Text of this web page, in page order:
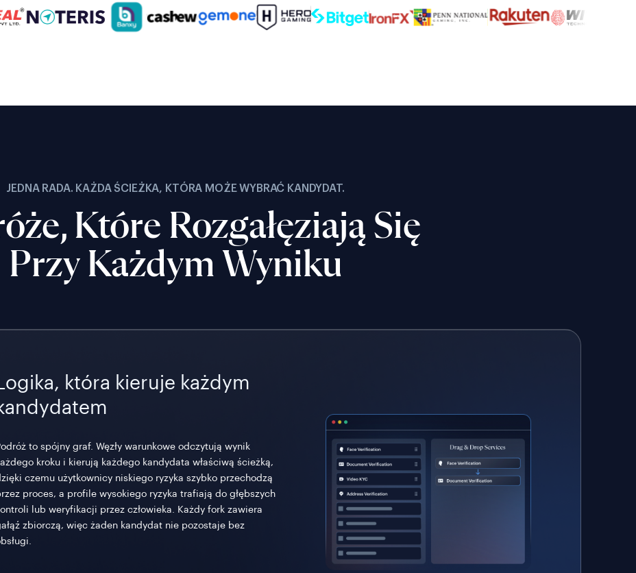
JEDNA RADA. KAŻDA ŚCIEŻKA, KTÓRA MOŻE WYBRAĆ KANDYDAT.
Które Rozgałęziają Się
Przy Każdym Wyniku
która kieruje każdym
to spójny graf. Węzły warunkowe odczytują wynik
kroku i kierują każdego kandydata właściwą ścieżką,
czemu użytkownicy niskiego ryzyka szybko przechodzą
proces, a profile wysokiego ryzyka trafiają do głębszych
lub weryfikacji przez człowieka. Każdy fork zawiera
zbiorczą, więc żaden kandydat nie pozostaje bez